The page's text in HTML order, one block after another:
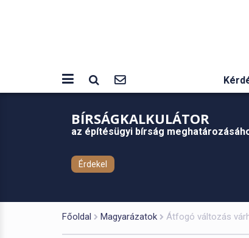
BÍRSÁGKALKULÁTOR
az építésügyi bírság
Érdekel
Főoldal Magyarázatok Átfogó változás